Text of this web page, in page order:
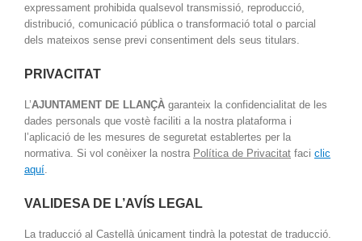
expressament prohibida qualsevol transmissió, reproducció,
distribució, comunicació pública o transformació total o parcial
dels mateixos sense previ consentiment dels seus titulars.
PRIVACITAT
L’AJUNTAMENT DE LLANÇÀ garanteix la confidencialitat de les
dades personals que vostè faciliti a la nostra plataforma i
l’aplicació de les mesures de seguretat establertes per la
normativa. Si vol conèixer la nostra Política de Privacitat faci clic
aquí.
VALIDESA DE L’AVÍS LEGAL
La traducció al Castellà únicament tindrà la potestat de traducció.